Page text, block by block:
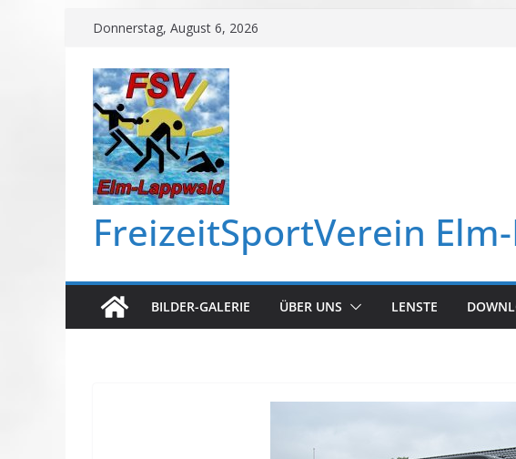
Zum
springen
Donnerstag, August 6, 2026
FreizeitSportVerein
BILDER-GALERIE ÜBER UNS LENSTE